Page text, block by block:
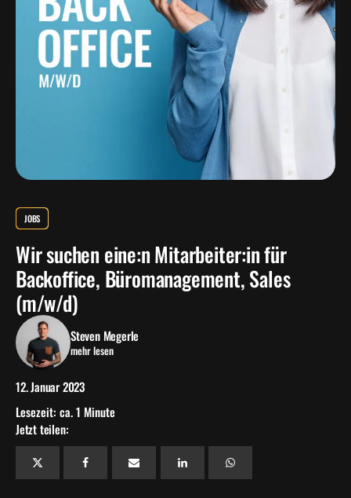
JOBS
Wir suchen eine:n Mitarbeiter:in für
Backoffice, Büromanagement, Sales
(m/w/d)
Steven Megerle
mehr lesen
12. Januar 2023
Lesezeit: ca. 1 Minute
Jetzt teilen: